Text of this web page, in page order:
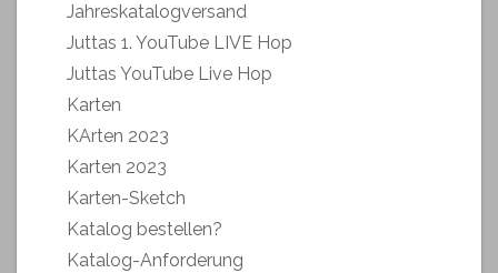
Jahreskatalogversand
Juttas 1. YouTube LIVE Hop
Juttas YouTube Live Hop
Karten
KArten 2023
Karten 2023
Karten-Sketch
Katalog bestellen?
Katalog-Anforderung